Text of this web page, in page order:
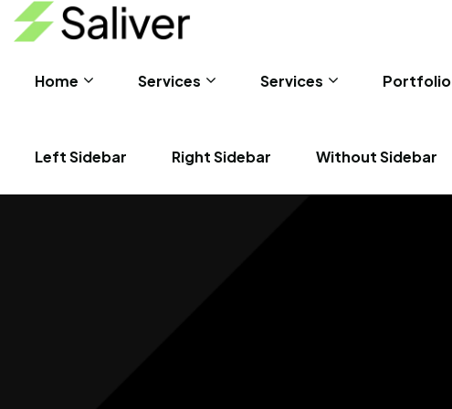
Home Services Services Portfolio
Left Sidebar Right Sidebar Without Sidebar